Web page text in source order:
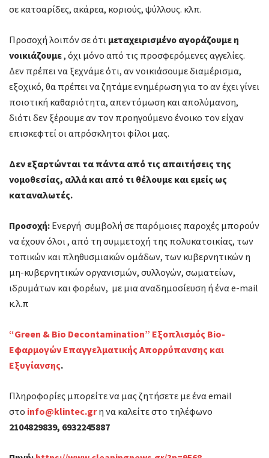
σε κατσαρίδες, ακάρεα, κοριούς, ψύλλους. κλπ.
Προσοχή λοιπόν σε ότι μεταχειρισμένο αγοράζουμε η
νοικιάζουμε, όχι μόνο από τις προσφερόμενες αγγελίες.
Δεν πρέπει να ξεχνάμε ότι, αν νοικιάσουμε διαμέρισμα,
εξοχικό, θα πρέπει να ζητάμε ενημέρωση για το αν έχει γίνει
ποιοτική καθαριότητα, απεντόμωση και απολύμανση,
διότι δεν ξέρουμε αν τον προηγούμενο ένοικο τον είχαν
επισκεφτεί οι απρόσκλητοι φίλοι μας.
Δεν εξαρτώνται τα πάντα από τις απαιτήσεις της
νομοθεσίας, αλλά και από τι θέλουμε και εμείς ως
καταναλωτές.
Προσοχή: Ενεργή συμβολή σε παρόμοιες παροχές μπορούν
να έχουν όλοι , από τη συμμετοχή της πολυκατοικίας, των
τοπικών και πληθυσμιακών ομάδων, των κυβερνητικών η
μη-κυβερνητικών οργανισμών, συλλογών, σωματείων,
ιδρυμάτων και φορέων, με μια αναδημοσίευση ή ένα e-mail
κ.λ.π
“Green & Bio Decontamination” Εξοπλισμός Bio-
Εφαρμογών Επαγγελματικής Απορρύπανσης και
Εξυγίανσης.
Πληροφορίες μπορείτε να μας ζητήσετε με ένα email
στο info@klintec.gr η να καλείτε στο τηλέφωνο
2104829839, 6932245887